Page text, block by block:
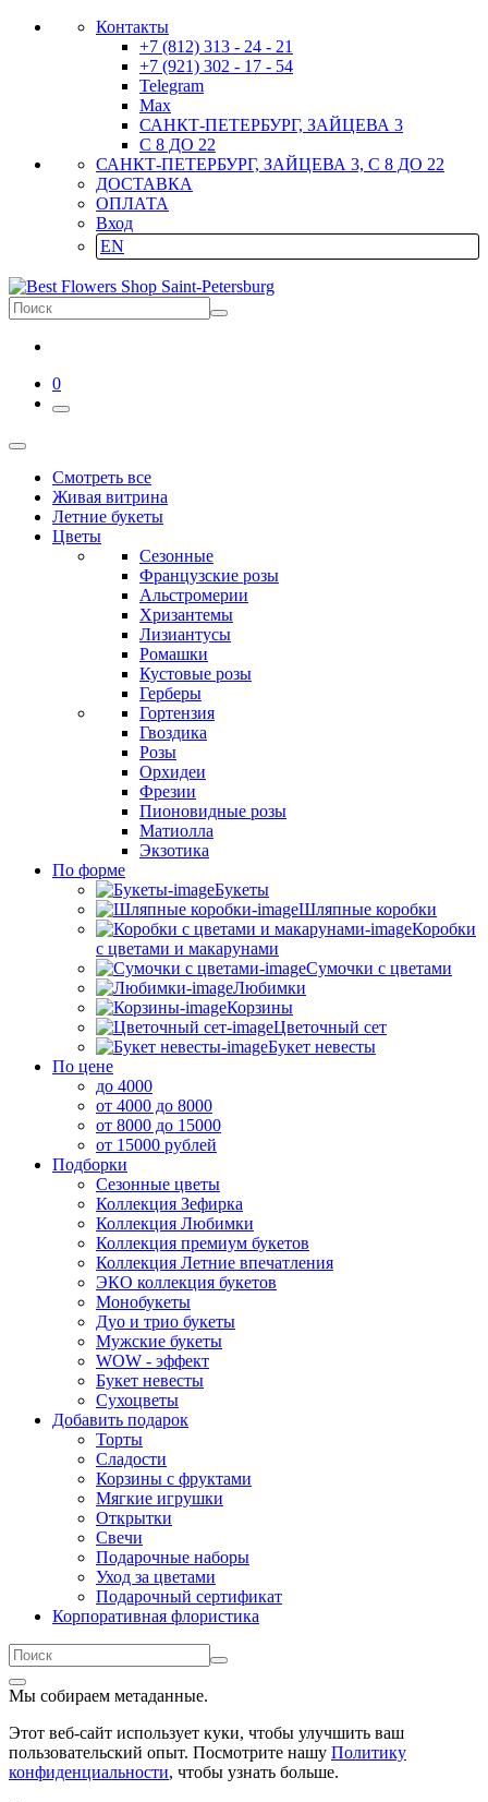
Контакты
+7 (812) 313 - 24 - 21
+7 (921) 302 - 17 - 54
Telegram
Max
САНКТ-ПЕТЕРБУРГ, ЗАЙЦЕВА 3
С 8 ДО 22
САНКТ-ПЕТЕРБУРГ, ЗАЙЦЕВА 3, С 8 ДО 22
ДОСТАВКА
ОПЛАТА
Вход
EN
0
Смотреть все
Живая витрина
Летние букеты
Цветы
Сезонные
Французские розы
Альстромерии
Хризантемы
Лизиантусы
Ромашки
Кустовые розы
Герберы
Гортензия
Гвоздика
Розы
Орхидеи
Фрезии
Пионовидные розы
Матиолла
Экзотика
По форме
Букеты
Шляпные коробки
Коробки
с цветами и макарунами
Сумочки с цветами
Любимки
Корзины
Цветочный сет
Букет невесты
По цене
до 4000
от 4000 до 8000
от 8000 до 15000
от 15000 рублей
Подборки
Сезонные цветы
Коллекция Зефирка
Коллекция Любимки
Коллекция премиум букетов
Коллекция Летние впечатления
ЭКО коллекция букетов
Монобукеты
Дуо и трио букеты
Мужские букеты
WOW - эффект
Букет невесты
Сухоцветы
Добавить подарок
Торты
Сладости
Корзины с фруктами
Мягкие игрушки
Открытки
Свечи
Подарочные наборы
Уход за цветами
Подарочный сертификат
Корпоративная флористика
Мы собираем метаданные.
Этот веб-сайт использует куки, чтобы улучшить ваш
пользовательский опыт. Посмотрите нашу Политику
конфиденциальности, чтобы узнать больше.